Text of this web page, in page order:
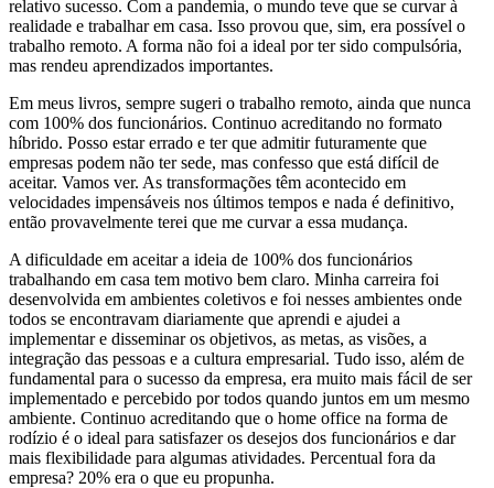
relativo sucesso. Com a pandemia, o mundo teve que se curvar à
realidade e trabalhar em casa. Isso provou que, sim, era possível o
trabalho remoto. A forma não foi a ideal por ter sido compulsória,
mas rendeu aprendizados importantes.
Em meus livros, sempre sugeri o trabalho remoto, ainda que nunca
com 100% dos funcionários. Continuo acreditando no formato
híbrido. Posso estar errado e ter que admitir futuramente que
empresas podem não ter sede, mas confesso que está difícil de
aceitar. Vamos ver. As transformações têm acontecido em
velocidades impensáveis nos últimos tempos e nada é definitivo,
então provavelmente terei que me curvar a essa mudança.
A dificuldade em aceitar a ideia de 100% dos funcionários
trabalhando em casa tem motivo bem claro. Minha carreira foi
desenvolvida em ambientes coletivos e foi nesses ambientes onde
todos se encontravam diariamente que aprendi e ajudei a
implementar e disseminar os objetivos, as metas, as visões, a
integração das pessoas e a cultura empresarial. Tudo isso, além de
fundamental para o sucesso da empresa, era muito mais fácil de ser
implementado e percebido por todos quando juntos em um mesmo
ambiente. Continuo acreditando que o home office na forma de
rodízio é o ideal para satisfazer os desejos dos funcionários e dar
mais flexibilidade para algumas atividades. Percentual fora da
empresa? 20% era o que eu propunha.